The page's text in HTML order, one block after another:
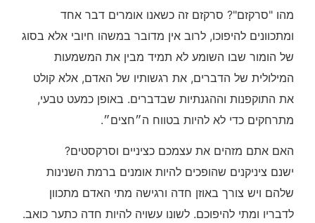
מהו "סרקזם"? סרקזם זה כשאנו אומרים דבר אחד
ומתכוונים להיפוכו, לרוב אין מדובר במשהו חיובי אלא בסוג
של הומור שבו השומע לא תמיד מבין את המשמעות
המילולית של הדברים, את רגשותיו של האדם, אלא קולט
את התוקפנות וההגנתיות שבדברים. באופן כמעט טבעי,
מתרחקים כדי לא להיות בטווח ה״חצים״.
האם אתם מזהים את עצמכם כציניים וסרקסטים?
ישנם ציניקנים שהופכים להיות אומנים ברמת השנינות
שלהם ויש צורך באוזן חדה ורגישה מתי האדם מתכוון
לדבריו ומתי להיפוכם. לשונו עשויה להיות חדה כתער כואב.